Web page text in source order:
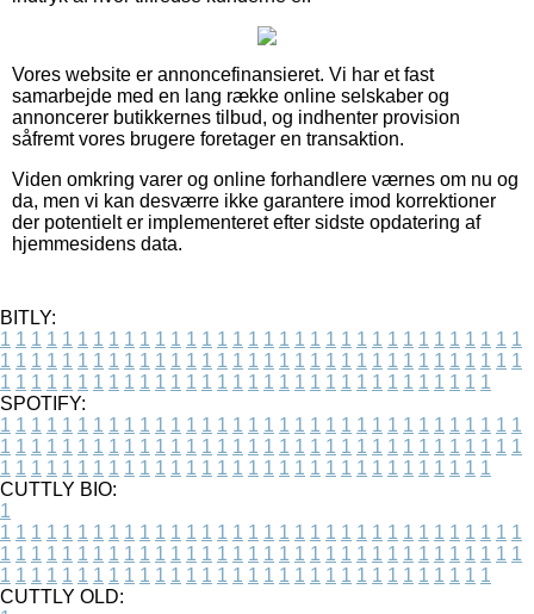
Vores website er annoncefinansieret. Vi har et fast
samarbejde med en lang række online selskaber og
annoncerer butikkernes tilbud, og indhenter provision
såfremt vores brugere foretager en transaktion.
Viden omkring varer og online forhandlere værnes om nu og
da, men vi kan desværre ikke garantere imod korrektioner
der potentielt er implementeret efter sidste opdatering af
hjemmesidens data.
BITLY:
1 1 1 1 1 1 1 1 1 1 1 1 1 1 1 1 1 1 1 1 1 1 1 1 1 1 1 1 1 1 1 1 1 1
1 1 1 1 1 1 1 1 1 1 1 1 1 1 1 1 1 1 1 1 1 1 1 1 1 1 1 1 1 1 1 1 1 1
1 1 1 1 1 1 1 1 1 1 1 1 1 1 1 1 1 1 1 1 1 1 1 1 1 1 1 1 1 1 1 1
SPOTIFY:
1 1 1 1 1 1 1 1 1 1 1 1 1 1 1 1 1 1 1 1 1 1 1 1 1 1 1 1 1 1 1 1 1 1
1 1 1 1 1 1 1 1 1 1 1 1 1 1 1 1 1 1 1 1 1 1 1 1 1 1 1 1 1 1 1 1 1 1
1 1 1 1 1 1 1 1 1 1 1 1 1 1 1 1 1 1 1 1 1 1 1 1 1 1 1 1 1 1 1 1
CUTTLY BIO:
1
1 1 1 1 1 1 1 1 1 1 1 1 1 1 1 1 1 1 1 1 1 1 1 1 1 1 1 1 1 1 1 1 1 1
1 1 1 1 1 1 1 1 1 1 1 1 1 1 1 1 1 1 1 1 1 1 1 1 1 1 1 1 1 1 1 1 1 1
1 1 1 1 1 1 1 1 1 1 1 1 1 1 1 1 1 1 1 1 1 1 1 1 1 1 1 1 1 1 1 1
CUTTLY OLD: